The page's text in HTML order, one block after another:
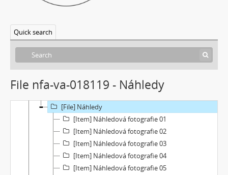
Quick search
File nfa-va-018119 - Náhledy
[Subseries] Up! #2
[Subseries] It's Buildable
[Subseries] Cesta do školy
[Subseries] Přestávka
[Subseries] Zrzavý film
[File] Dokumentace
[File] Náhledy
[Item] Náhledová fotografie 01
[Item] Náhledová fotografie 02
[Item] Náhledová fotografie 03
[Item] Náhledová fotografie 04
[Item] Náhledová fotografie 05